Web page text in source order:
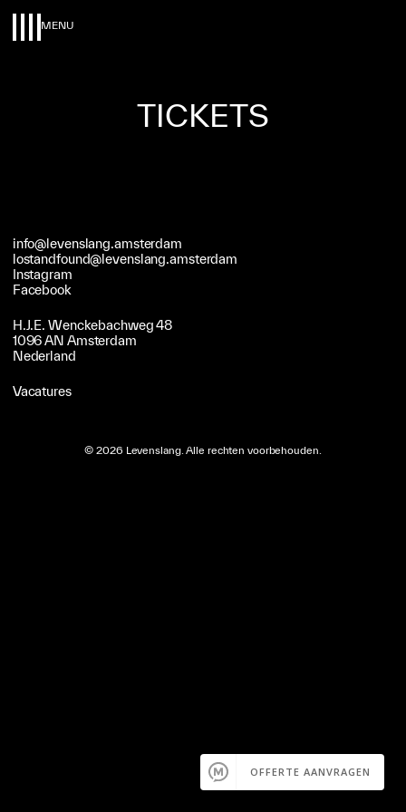
MENU
TICKETS
info@levenslang.amsterdam
lostandfound@levenslang.amsterdam
Instagram
Facebook
H.J.E. Wenckebachweg 48
1096 AN Amsterdam
Nederland
Vacatures
©2026 Levenslang. Alle rechten voorbehouden.